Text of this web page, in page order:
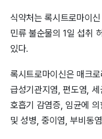
식약처는 록시트로마이
민류 불순물의 1일 섭취
있다.
록시트로마이신은 매크
급성기관지염, 편도염,
호흡기 감염증, 임균에
및 성병, 중이염, 부비동